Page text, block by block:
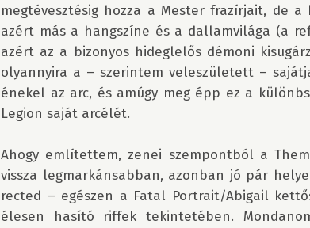
megtévesztésig hozza a Mester frazírjait, de
azért más a hangszíne és a dallamvilága (a
azért az a bizonyos hideglelős démoni
olyannyira a – szerintem veleszületett –
énekel az arc, és amúgy meg épp ez a
Legion saját arcélét.
Ahogy említettem, zenei szempontból a
vissza legmarkánsabban, azonban jó pár
rected – egészen a Fatal Portrait/Abigail
élesen hasító riffek tekintetében.